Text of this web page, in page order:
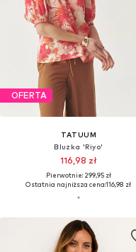
OFERTA
TATUUM
Bluzka 'Riyo'
116,98 zł
Pierwotnie: 299,95 zł
Ostatnia najniższa cena:116,98 zł